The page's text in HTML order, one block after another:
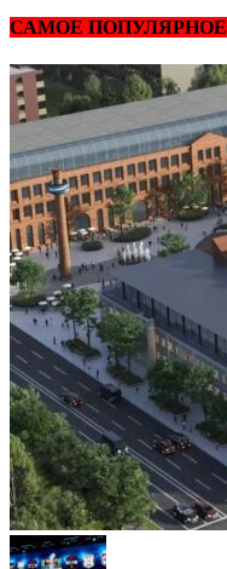
САМОЕ ПОПУЛЯРНОЕ